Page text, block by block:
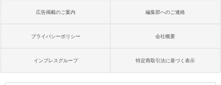
広告掲載のご案内 編集部へのご連絡
プライバシーポリシー 会社概要
インプレスグループ 特定商取引法に基づく表示